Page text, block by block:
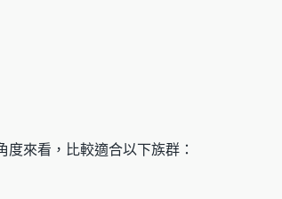
來看，比較適合以下族群：